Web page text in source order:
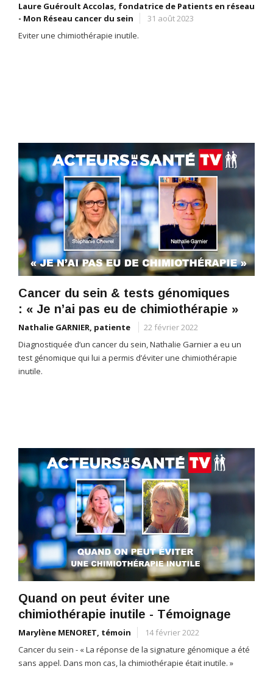
Laure Guéroult Accolas, fondatrice de Patients en réseau
- Mon Réseau cancer du sein
31 août 2023
Eviter une chimiothérapie inutile.
Cancer du sein & tests génomiques
: « Je n’ai pas eu de chimiothérapie »
Nathalie GARNIER, patiente
22 février 2022
Diagnostiquée d’un cancer du sein, Nathalie Garnier a eu un
test génomique qui lui a permis d’éviter une chimiothérapie
inutile.
Quand on peut éviter une
chimiothérapie inutile - Témoignage
Marylène MENORET, témoin
14 février 2022
Cancer du sein - « La réponse de la signature génomique a été
sans appel. Dans mon cas, la chimiothérapie était inutile. »